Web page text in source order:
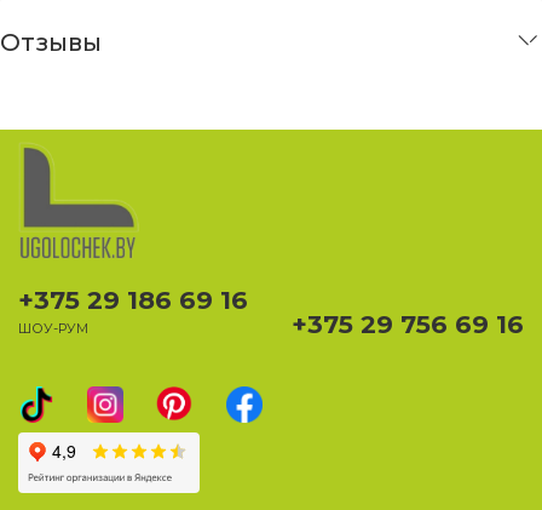
Отзывы
+375 29 186 69 16
ШОУ-РУМ +375 29 756 69 16